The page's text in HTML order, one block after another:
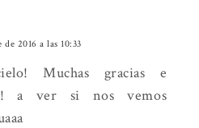
2016 a las 10:33
Muchas gracias e
a ver si nos vemos